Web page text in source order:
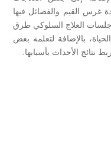
غرس القيم والفضائل فيها
العلاج السلوكي طرق
بالإضافة لتعلمه بعض
نتائج الأحداث بأسبابها.